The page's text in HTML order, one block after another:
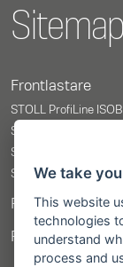
Sitemap
Frontlastare
STOLL ProfiLine
STOLL ProfiLine
STOLL Solid
STOLL CompactLine
Pris konfigurator
We take
This website
technologies
understand
process and